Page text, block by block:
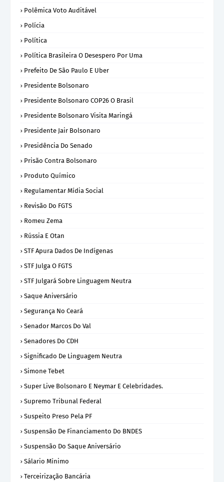
Polêmica Voto Auditável
Polícia
Política
Política Brasileira O Desespero Por Uma
Prefeito De São Paulo E Uber
Presidente Bolsonaro
Presidente Bolsonaro COP26 O Brasil
Presidente Bolsonaro Visita Maringá
Presidente Jair Bolsonaro
Presidência Do Senado
Prisão Contra Bolsonaro
Produto Químico
Regulamentar Mídia Social
Revisão Do FGTS
Romeu Zema
Rússia E Otan
STF Apura Dados De Indígenas
STF Julga O FGTS
STF Julgará Sobre Linguagem Neutra
Saque Aniversário
Segurança No Ceará
Senador Marcos Do Val
Senadores Do CDH
Significado De Linguagem Neutra
Simone Tebet
Super Live Bolsonaro E Neymar E Celebridades.
Supremo Tribunal Federal
Suspeito Preso Pela PF
Suspensão De Financiamento Do BNDES
Suspensão Do Saque Aniversário
Sálario Mínimo
Terceirização Bancária